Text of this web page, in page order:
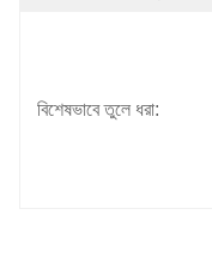
বিশেষভাবে তুলে ধরা: